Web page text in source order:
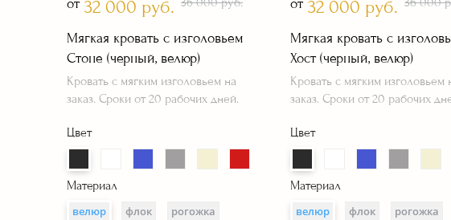
32 000 руб.
Мягкая кровать с изголовьем
Стоне (черный, велюр)
Кровать с мягким изголовьем на
заказ. Сроки от 20 рабочих дней.
Цвет
Материал
велюр
флок рогожка
32 000 руб.
Мягкая кровать с
Хост (черный, велюр)
Кровать с мягким изголовьем
заказ. Сроки от 20 рабочих
Цвет
Материал
велюр
флок рогожка